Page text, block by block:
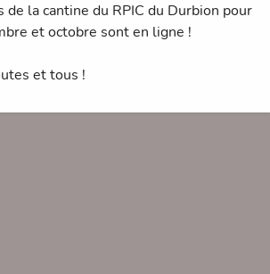
de la cantine du RPIC du Durbion pour
et octobre sont en ligne !
et tous !